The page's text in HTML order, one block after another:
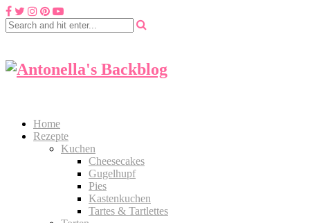
Home
Rezepte
Kuchen
Cheesecakes
Gugelhupf
Pies
Kastenkuchen
Tartes & Tartlettes